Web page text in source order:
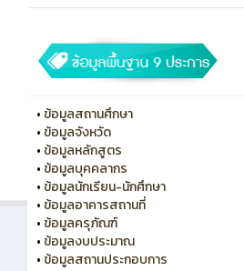
• ข้อมูลสถานศึกษา
• ข้อมูลจังหวัด
• ข้อมูลหลักสูตร
• ข้อมูลบุคคลากร
• ข้อมูลนักเรียน-นักศึกษา
• ข้อมูลอาคารสถานที่
• ข้อมูลครุภัณฑ์
• ข้อมูลงบประมาณ
• ข้อมูลสถานประกอบการ